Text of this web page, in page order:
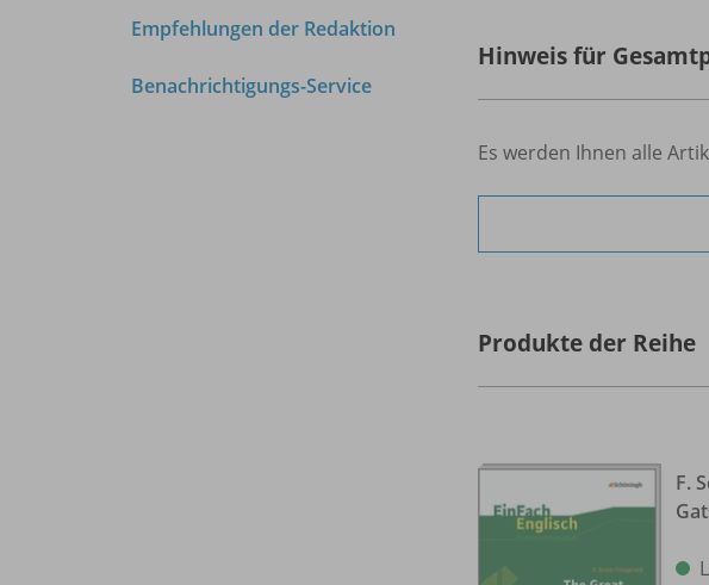
Empfehlungen der Redaktion
Benachrichtigungs-Service
Hinweis für
Es werden Ihnen alle
Produkte der Reihe
F.